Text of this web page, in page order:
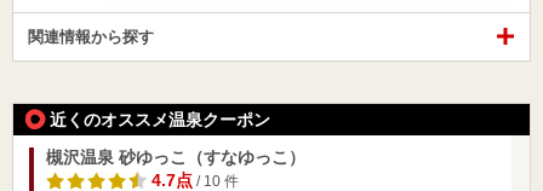
関連情報から探す
近くのオススメ温泉クーポン
槻沢温泉 砂ゆっこ（すなゆっこ）
4.7点/ 10 件